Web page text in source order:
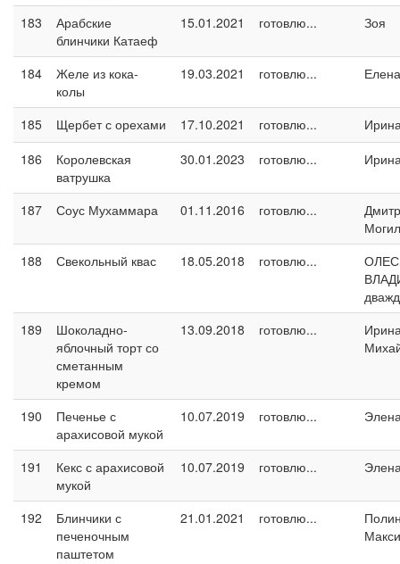
183
Арабские
блинчики Катаеф
15.01.2021 готовлю... Зоя
184
Желе из кока-
колы
19.03.2021 готовлю...
185 Щербет с орехами 17.10.2021 готовлю...
186
Королевская
ватрушка
30.01.2023 готовлю...
187 Соус Мухаммара 01.11.2016 готовлю...
188
Свекольный квас 18.05.2018 готовлю...
189
Шоколадно-
яблочный торт со
сметанным
кремом
13.09.2018 готовлю...
190
Печенье с
арахисовой мукой
10.07.2019 готовлю...
191
Кекс с арахисовой
мукой
10.07.2019 готовлю...
192
Блинчики с
печеночным
паштетом
21.01.2021 готовлю...